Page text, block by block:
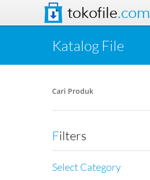
tokofile.com
Katalog File
Cari Produk
Filters
Select Category